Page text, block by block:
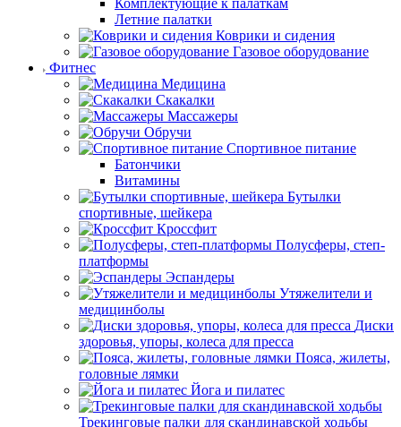
Комплектующие к палаткам
Летние палатки
Коврики и сидения
Газовое оборудование
Фитнес
Медицина
Скакалки
Массажеры
Обручи
Спортивное питание
Батончики
Витамины
Бутылки
спортивные, шейкера
Кроссфит
Полусферы, степ-
платформы
Эспандеры
Утяжелители и
медицинболы
Диски
здоровья, упоры, колеса для пресса
Пояса, жилеты,
головные лямки
Йога и пилатес
Трекинговые палки для скандинавской ходьбы